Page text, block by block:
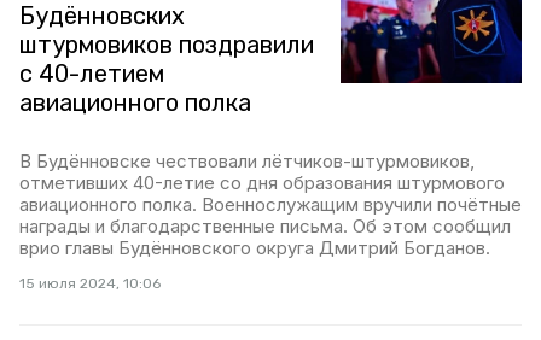
Будённовских
штурмовиков поздравили
с 40-летием
авиационного полка
В Будённовске чествовали лётчиков-штурмовиков,
отметивших 40-летие со дня образования штурмового
авиационного полка. Военнослужащим вручили почётные
награды и благодарственные письма. Об этом сообщил
врио главы Будённовского округа Дмитрий Богданов.
15 июля 2024, 10:06